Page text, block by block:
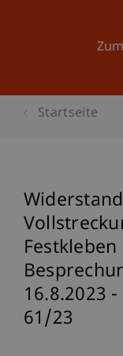
Startseite
16.8.2023
61/23